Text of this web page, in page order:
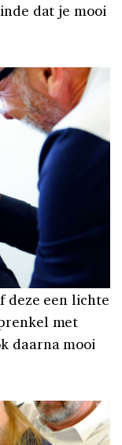
dat je mooi
deze een lichte
met
daarna mooi